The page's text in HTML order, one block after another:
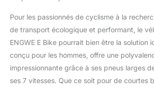
Pour les passionnés de cyclisme à la
de transport écologique et performant, le
ENGWE E Bike pourrait bien être la solution
conçu pour les hommes, offre une
impressionnante grâce à ses pneus larges
ses 7 vitesses. Que ce soit pour de courtes